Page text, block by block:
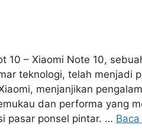
10 – Xiaomi Note 10,
teknologi, telah menjadi
menjanjikan
dan performa yang
pasar ponsel pintar. …